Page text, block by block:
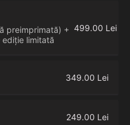
preimprimată) +
ediție limitată
499.00 Lei
349.00 Lei
249.00 Lei